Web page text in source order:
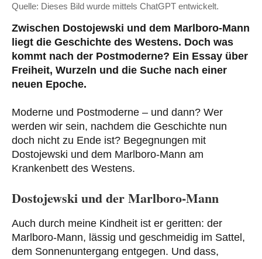
Quelle: Dieses Bild wurde mittels ChatGPT entwickelt.
Zwischen Dostojewski und dem Marlboro-Mann
liegt die Geschichte des Westens. Doch was
kommt nach der Postmoderne? Ein Essay über
Freiheit, Wurzeln und die Suche nach einer
neuen Epoche.
Moderne und Postmoderne – und dann? Wer
werden wir sein, nachdem die Geschichte nun
doch nicht zu Ende ist? Begegnungen mit
Dostojewski und dem Marlboro-Mann am
Krankenbett des Westens.
Dostojewski und der Marlboro-Mann
Auch durch meine Kindheit ist er geritten: der
Marlboro-Mann, lässig und geschmeidig im Sattel,
dem Sonnenuntergang entgegen. Und dass,